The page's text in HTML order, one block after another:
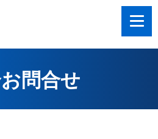
問合せ